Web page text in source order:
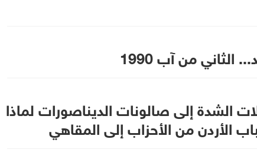
الثاني من آب 1990
الشدة إلى صالونات الديناصورات لماذا
الأردن من الأحزاب إلى المقاهي